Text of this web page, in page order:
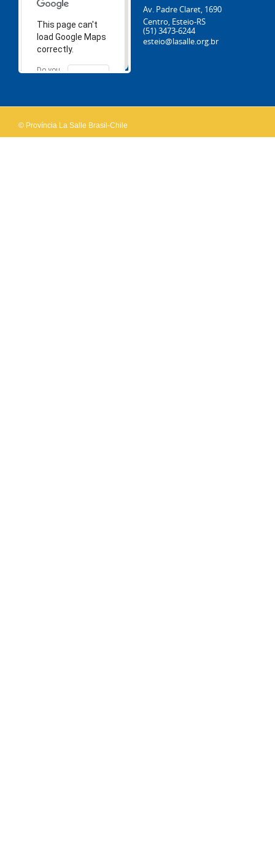
This page can't
load Google Maps
correctly.
Do you
OK
Av. Padre Claret, 1690
Centro, Esteio-RS
(51) 3473-6244
esteio@lasalle.org.br
© Província La Salle Brasil-Chile